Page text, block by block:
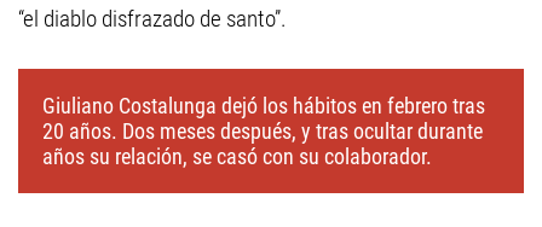
“el diablo disfrazado de santo”.
Giuliano Costalunga dejó los hábitos en febrero tras
20 años. Dos meses después, y tras ocultar durante
años su relación, se casó con su colaborador.